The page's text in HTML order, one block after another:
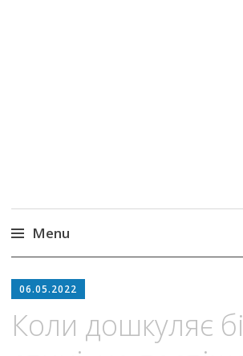
Menu
to
06.05.2022
Коли дошкуляє